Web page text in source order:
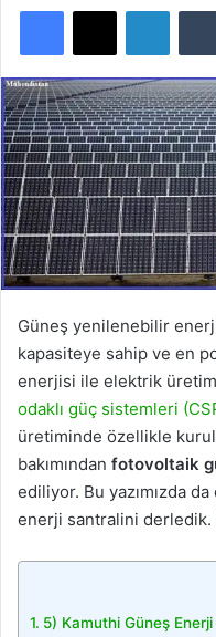
Facebook
X
Güneş yenilenebilir
kapasiteye sahip ve en
enerjisi ile elektrik
odaklı güç sistemleri
üretiminde özellikle
bakımından fotovoltaik
ediliyor. Bu yazımızda
enerji santralini
5) Kamuthi Güneş